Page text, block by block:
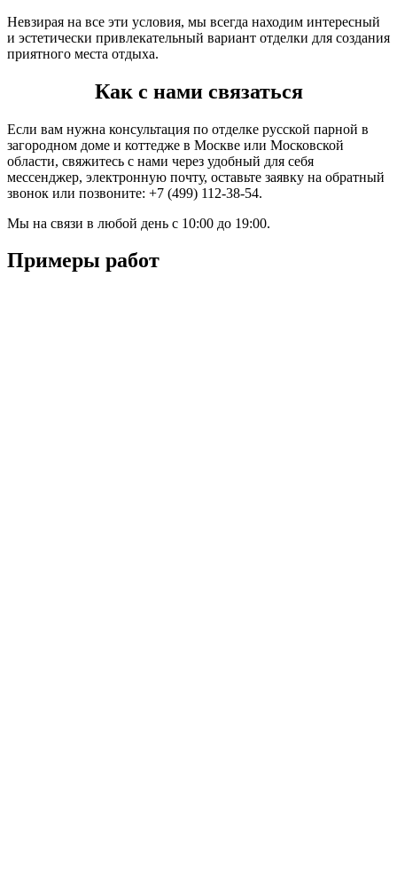
Невзирая на все эти условия, мы всегда находим интересный
и эстетически привлекательный вариант отделки для создания
приятного места отдыха.
Как с нами связаться
Если вам нужна консультация по отделке русской парной в
загородном доме и коттедже в Москве или Московской
области, свяжитесь с нами через удобный для себя
мессенджер, электронную почту, оставьте заявку на обратный
звонок или позвоните: +7 (499) 112-38-54.
Мы на связи в любой день с 10:00 до 19:00.
Примеры работ